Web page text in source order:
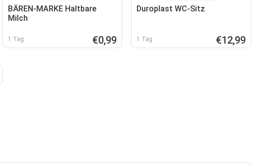
BÄREN-MARKE Haltbare
Milch
1 Tag €0,99
Duroplast WC-Sitz
1 Tag €12,99